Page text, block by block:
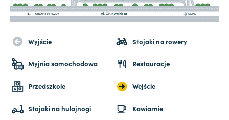
Wyjście Stojaki na rowery
Myjnia samochodowa Restauracje
Przedszkole Wejście
Stojaki na hulajnogi Kawiarnie